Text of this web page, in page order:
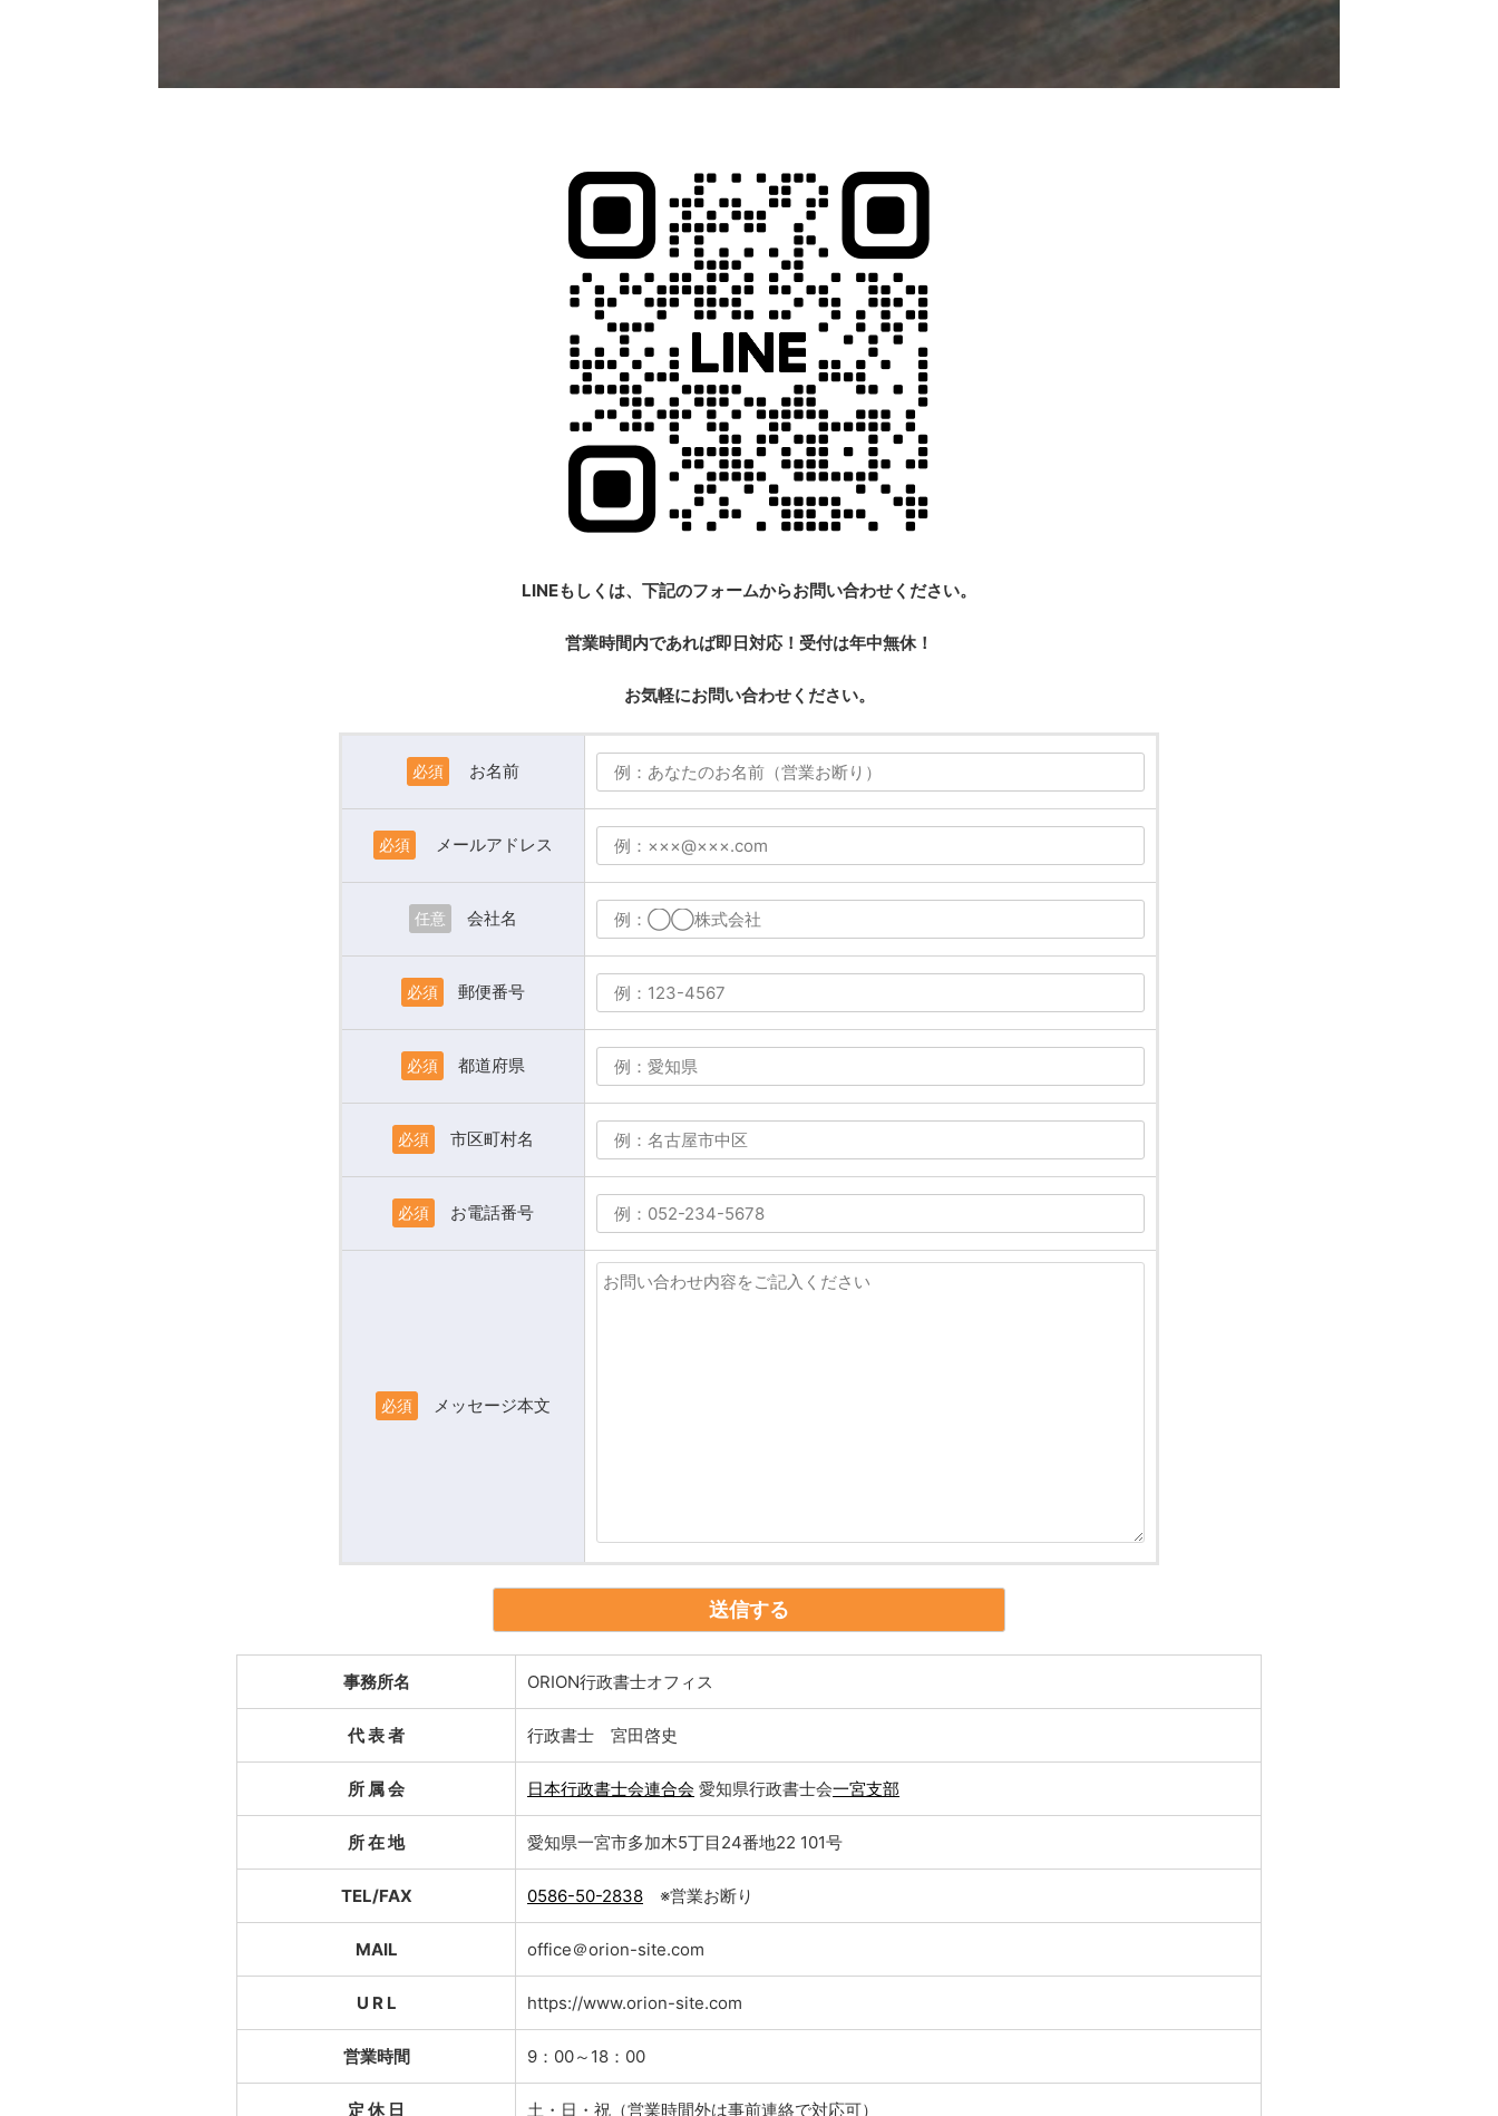
LINEもしくは、下記のフォームからお問い合わせください。
営業時間内であれば即日対応！ 受付は年中無休！
お気軽にお問い合わせください。
必須 お名前
必須 メールアドレス
任意 会社名
必須 郵便番号
必須 都道府県
必須 市区町村名
必須 お電話番号
必須 メッセージ本文
事務所名 ORION行政書士オフィス
代 表 者 行政書士 宮田啓史
所 属 会 日本行政書士会連合会 愛知県行政書士会一宮支部
所 在 地 愛知県一宮市多加木5丁目24番地22 101号
TEL/FAX 0586-50-2838 ※営業お断り
MAIL office＠orion-site.com
U R L https://www.orion-site.com
営業時間 9：00～18：00
定 休 日 土・日・祝（営業時間外は事前連絡で対応可）